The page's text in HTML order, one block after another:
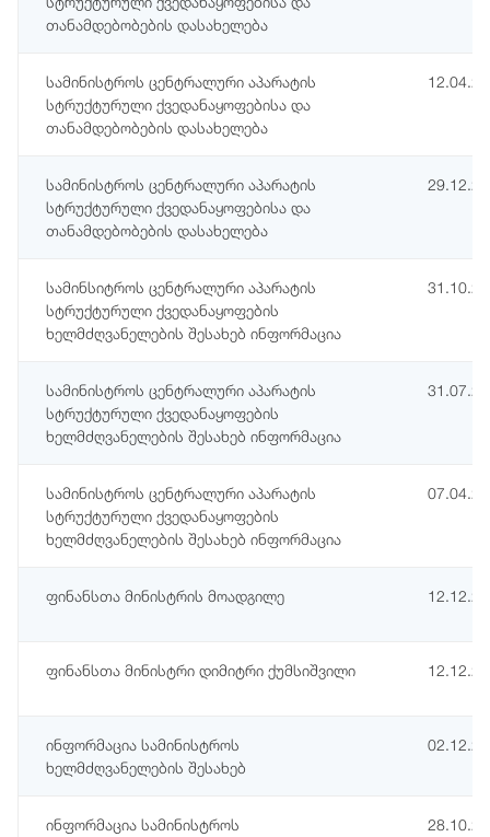
თანამდებობების დასახელება
სამინისტროს ცენტრალური აპარატის
სტრუქტურული ქვედანაყოფებისა და
თანამდებობების დასახელება
სამინისტროს ცენტრალური აპარატის
სტრუქტურული ქვედანაყოფებისა და
თანამდებობების დასახელება
სამინსიტროს ცენტრალური აპარატის
სტრუქტურული ქვედანაყოფების
ხელმძღვანელების შესახებ ინფორმაცია
სამინისტროს ცენტრალური აპარატის
სტრუქტურული ქვედანაყოფების
ხელმძღვანელების შესახებ ინფორმაცია
სამინისტროს ცენტრალური აპარატის
სტრუქტურული ქვედანაყოფების
ხელმძღვანელების შესახებ ინფორმაცია
ფინანსთა მინისტრის მოადგილე
ფინანსთა მინისტრი დიმიტრი ქუმსიშვილი
ინფორმაცია სამინისტროს
ხელმძღვანელების შესახებ
ინფორმაცია სამინისტროს